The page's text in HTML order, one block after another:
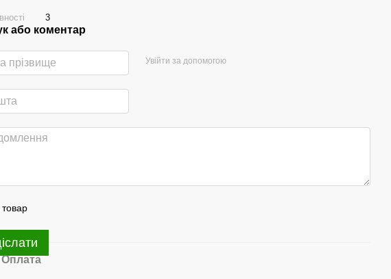
3
або коментар
Увійти за допомогою
товар
Оплата